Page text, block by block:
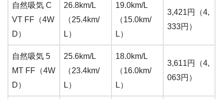
自然吸気 C
VT FF（4W
D）
26.8km/L
（25.4km/
L）
19.0km/L
（15.0km/
L）
3,421円（4,
333円）
自然吸気 5
MT FF（4W
D）
25.6km/L
（23.4km/
L）
18.0km/L
（16.0km/
L）
3,611円（4,
063円）